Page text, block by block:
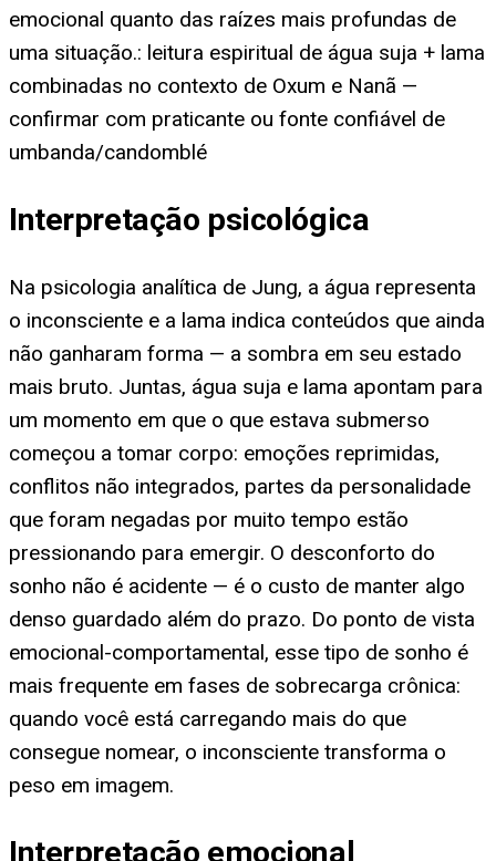
emocional quanto das raízes mais profundas de
uma situação.: leitura espiritual de água suja + lama
combinadas no contexto de Oxum e Nanã —
confirmar com praticante ou fonte confiável de
umbanda/candomblé
Interpretação psicológica
Na psicologia analítica de Jung, a água representa
o inconsciente e a lama indica conteúdos que ainda
não ganharam forma — a sombra em seu estado
mais bruto. Juntas, água suja e lama apontam para
um momento em que o que estava submerso
começou a tomar corpo: emoções reprimidas,
conflitos não integrados, partes da personalidade
que foram negadas por muito tempo estão
pressionando para emergir. O desconforto do
sonho não é acidente — é o custo de manter algo
denso guardado além do prazo. Do ponto de vista
emocional-comportamental, esse tipo de sonho é
mais frequente em fases de sobrecarga crônica:
quando você está carregando mais do que
consegue nomear, o inconsciente transforma o
peso em imagem.
Interpretação emocional